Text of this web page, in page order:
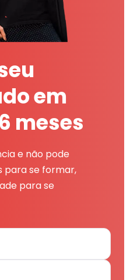
em
meses
e não pode
para se formar,
para se